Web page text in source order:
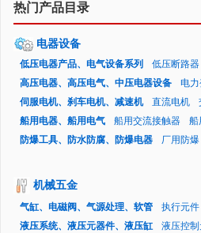
热门产品目录
电器设备
低压电器产品、电气设备系列 低压断路器
高压电器、高压电气、中压电器设备
电
伺服电机、刹车电机、减速机
直流电机
船用电器、船用电气
船用交流接触器 船
防爆工具、防水防腐、防爆电器
厂用防爆
机械五金
气缸、电磁阀、气源处理、软管 执行元件
液压系统、液压元器件、液压缸
液压控